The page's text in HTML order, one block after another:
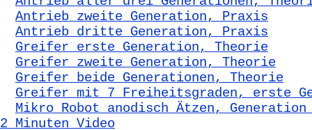
Antrieb zweite Generation, Praxis
Antrieb dritte Generation, Praxis
Greifer erste Generation, Theorie
Greifer zweite Generation, Theorie
Greifer beide Generationen, Theorie
Greifer mit 7 Freiheitsgraden, erste
Mikro Robot anodisch Ätzen,
2 Minuten Video